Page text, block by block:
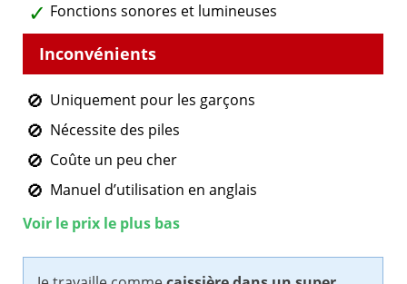
Fonctions sonores et lumineuses
Uniquement pour les garçons
Nécessite des piles
Coûte un peu cher
Manuel d’utilisation en anglais
Voir le prix le plus bas